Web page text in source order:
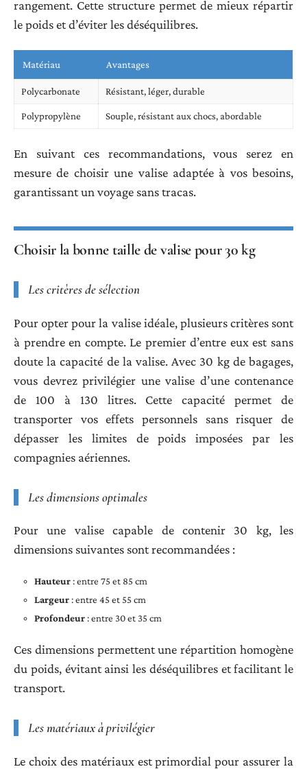
rangement. Cette structure permet de mieux répartir
le poids et d’éviter les déséquilibres.
Matériau Avantages
Polycarbonate Résistant, léger, durable
Polypropylène Souple, résistant aux chocs, abordable
En suivant ces recommandations, vous serez en
mesure de choisir une valise adaptée à vos besoins,
garantissant un voyage sans tracas.
Choisir la bonne taille de valise pour 30 kg
Les critères de sélection
Pour opter pour la valise idéale, plusieurs critères sont
à prendre en compte. Le premier d’entre eux est sans
doute la capacité de la valise. Avec 30 kg de bagages,
vous devrez privilégier une valise d’une contenance
de 100 à 130 litres. Cette capacité permet de
transporter vos effets personnels sans risquer de
dépasser les limites de poids imposées par les
compagnies aériennes.
Les dimensions optimales
Pour une valise capable de contenir 30 kg, les
dimensions suivantes sont recommandées :
Hauteur: entre 75 et 85 cm
Largeur: entre 45 et 55 cm
Profondeur: entre 30 et 35 cm
Ces dimensions permettent une répartition homogène
du poids, évitant ainsi les déséquilibres et facilitant le
transport.
Les matériaux à privilégier
Le choix des matériaux est primordial pour assurer la